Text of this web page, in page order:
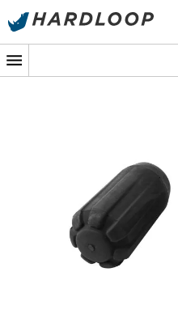
Promos d'été 🔥 -5 %